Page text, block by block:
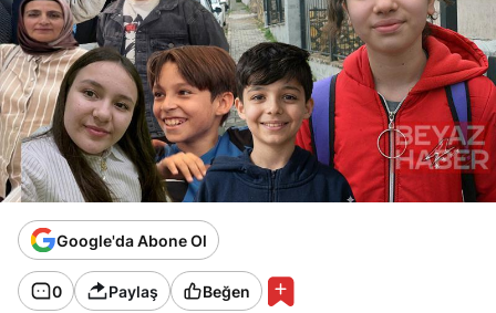
Google'da Abone Ol
0 Paylaş Beğen